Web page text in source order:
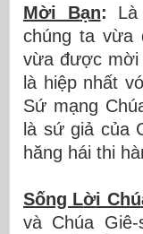
Mời Bạn:
chúng ta vừa
vừa được mời
à hiệp nhất v
Sứ mạng Chú
à sứgiả của
hăng hái thi hà
Sống Lời Chú
và Chúa